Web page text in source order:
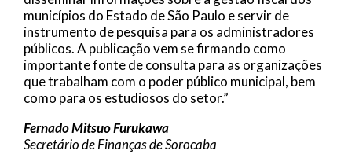
municípios do Estado de São Paulo e servir de
instrumento de pesquisa para os administradores
públicos. A publicação vem se firmando como
importante fonte de consulta para as organizações
que trabalham com o poder público municipal, bem
como para os estudiosos do setor.”
Fernado Mitsuo Furukawa
Secretário de Finanças de Sorocaba